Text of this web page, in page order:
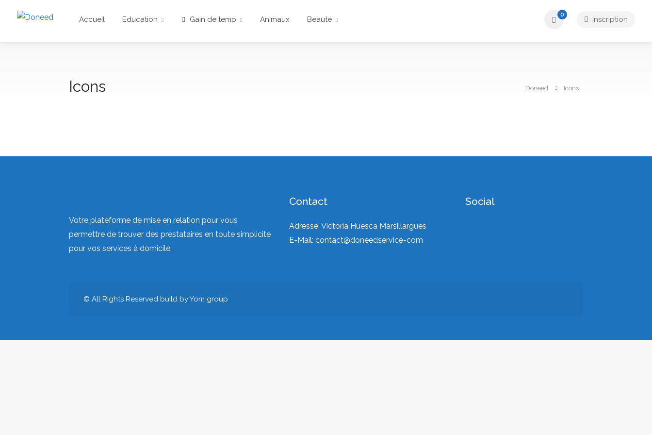
Accueil Education Gain de temp Animaux Beauté
0
Inscription
Icons Doneed Icons
Votre plateforme de mise en relation pour vous
permettre de trouver des prestataires en toute simplicité
pour vos services à domicile.
Contact
Adresse: Victoria Huesca Marsillargues
E-Mail:contact@doneedservice-com
Social
© All Rights Reserved build by Yom group